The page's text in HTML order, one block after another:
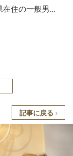
住の一般男...
記事に戻る